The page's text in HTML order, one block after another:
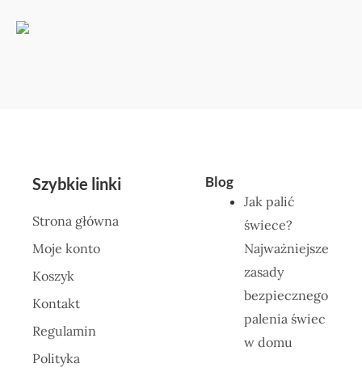
Szybkie linki
Strona główna
Moje konto
Koszyk
Kontakt
Regulamin
Polityka
Blog
Jak palić
świece?
Najważniejsze
zasady
bezpiecznego
palenia świec
w domu